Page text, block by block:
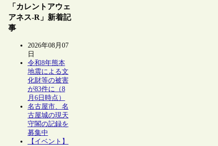
「カレントアウェ
アネス-R」新着記
事
2026年08月07
日
令和8年熊本
地震による文
化財等の被害
が83件に（8
月6日時点）
名古屋市、名
古屋城の現天
守閣の記録を
募集中
【イベント】